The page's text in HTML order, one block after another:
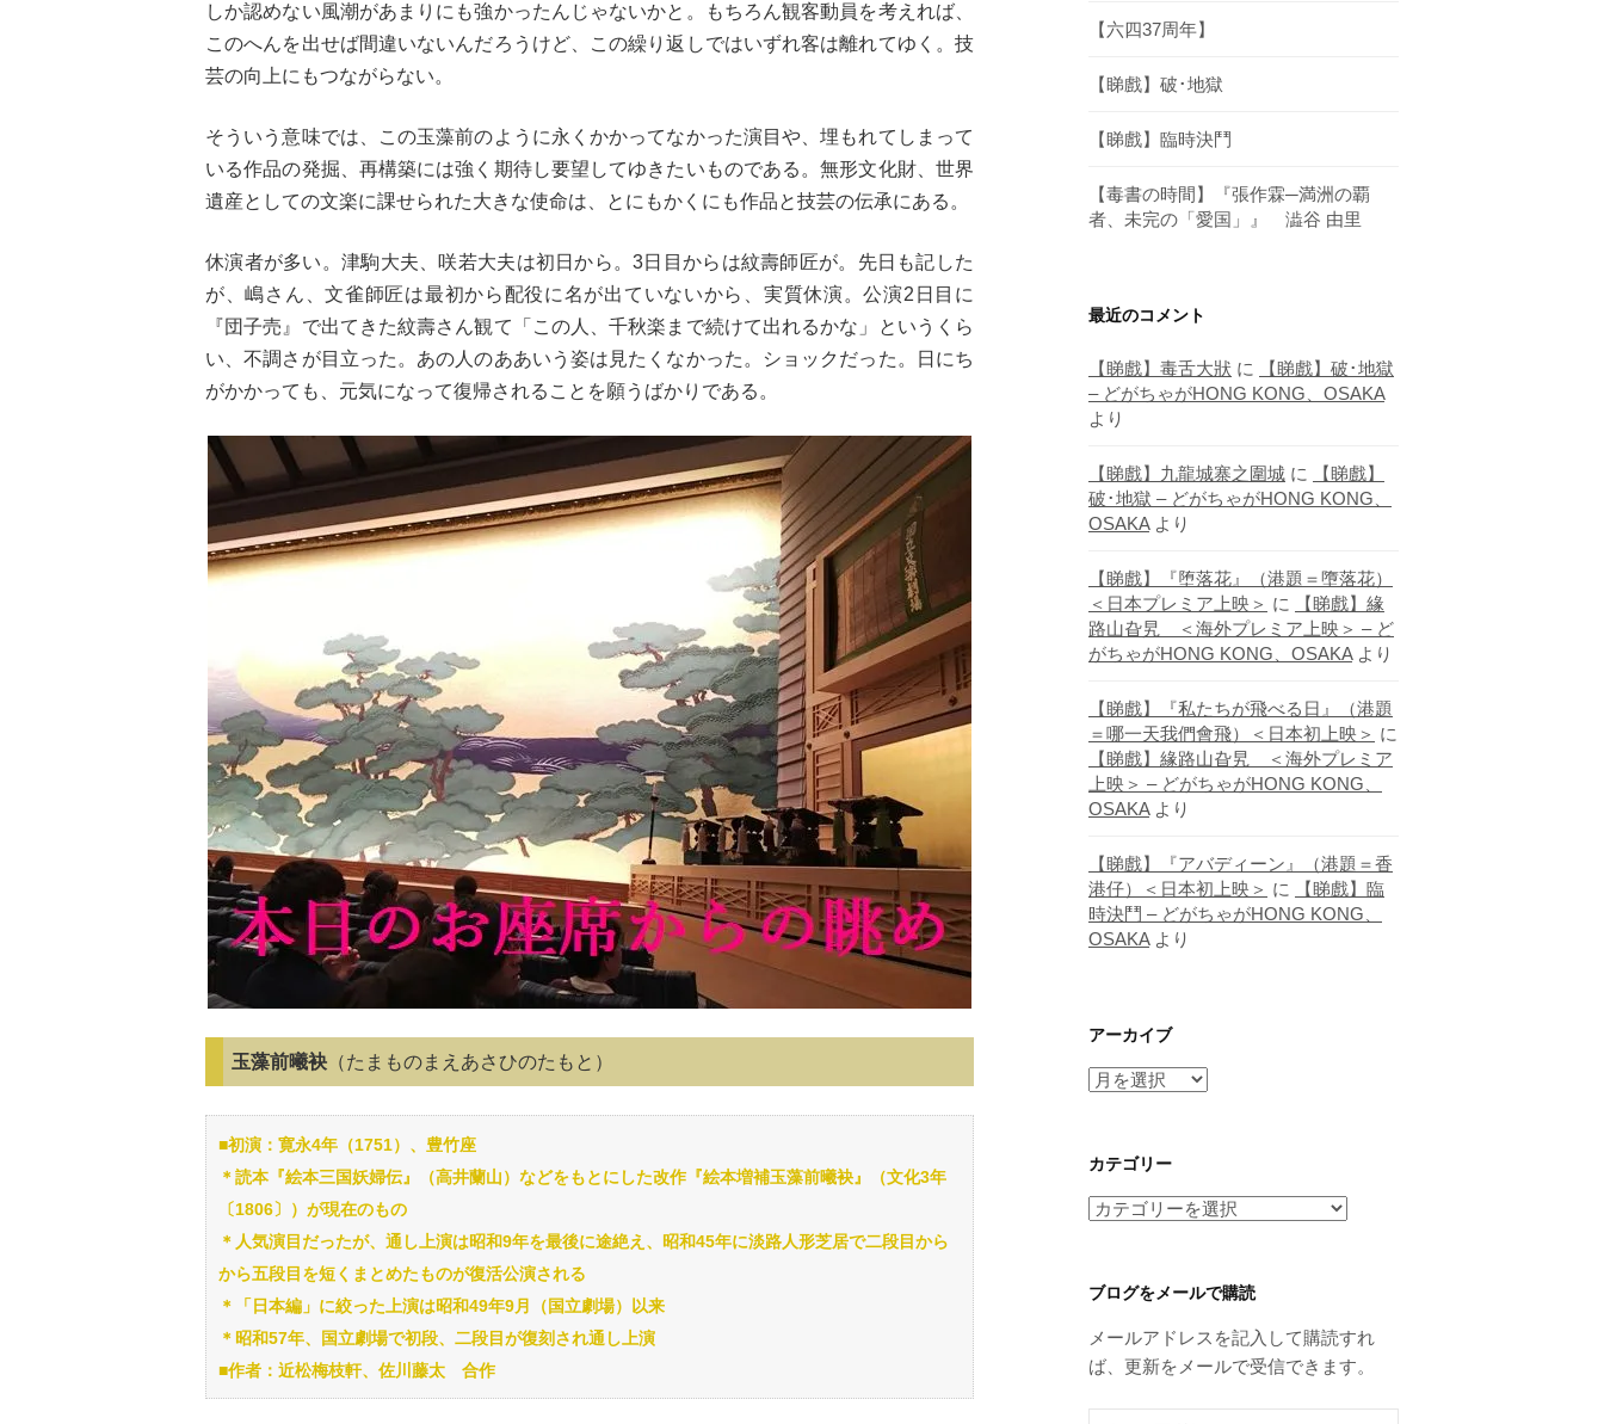
しか認めない風潮があまりにも強かったんじゃないかと。もちろん観客動員を考えれば、
このへんを出せば間違いないんだろうけど、この繰り返しではいずれ客は離れてゆく。技
芸の向上にもつながらない。
そういう意味では、この玉藻前のように永くかかってなかった演目や、埋もれてしまって
いる作品の発掘、再構築には強く期待し要望してゆきたいものである。無形文化財、世界
遺産としての文楽に課せられた大きな使命は、とにもかくにも作品と技芸の伝承にある。
休演者が多い。津駒大夫、咲若大夫は初日から。3日目からは紋壽師匠が。先日も記した
が、嶋さん、文雀師匠は最初から配役に名が出ていないから、実質休演。公演2日目に
『団子売』で出てきた紋壽さん観て「この人、千秋楽まで続けて出れるかな」というくら
い、不調さが目立った。あの人のああいう姿は見たくなかった。ショックだった。日にち
がかかっても、元気になって復帰されることを願うばかりである。
玉藻前曦袂 （たまものまえあさひのたもと）
■初演：寛永4年（1751）、豊竹座
＊読本『絵本三国妖婦伝』（高井蘭山）などをもとにした改作『絵本増補玉藻前曦袂』（文化3年
〔1806〕）が現在のもの
＊人気演目だったが、通し上演は昭和9年を最後に途絶え、昭和45年に淡路人形芝居で二段目から
から五段目を短くまとめたものが復活公演される
＊「日本編」に絞った上演は昭和49年9月（国立劇場）以来
＊昭和57年、国立劇場で初段、二段目が復刻され通し上演
■作者：近松梅枝軒、佐川藤太 合作
【六四37周年】
【睇戲】破･地獄
【睇戲】臨時決鬥
【毒書の時間】『張作霖─満洲の覇
者、未完の「愛国」』 澁谷 由里
最近のコメント
【睇戲】毒舌大狀 に
【睇戲】破･地獄
– どがちゃがHONG KONG、OSAKA
より
【睇戲】九龍城寨之圍城 に
【睇戲】
破･地獄 – どがちゃがHONG KONG、
OSAKAより
【睇戲】『堕落花』（港題＝墮落花）
＜日本プレミア上映＞ に
【睇戲】緣
路山旮旯 ＜海外プレミア上映＞ – ど
がちゃがHONG KONG、OSAKAより
【睇戲】『私たちが飛べる日』（港題
＝哪一天我們會飛）＜日本初上映＞ に
【睇戲】緣路山旮旯 ＜海外プレミア
上映＞ – どがちゃがHONG KONG、
OSAKAより
【睇戲】『アバディーン』（港題＝香
港仔）＜日本初上映＞ に
【睇戲】臨
時決鬥 – どがちゃがHONG KONG、
OSAKAより
アーカイブ
ア
イ
ブ
カテゴリー
カ
リ
ブログをメールで購読
メールアドレスを記入して購読すれ
ば、更新をメールで受信できます。